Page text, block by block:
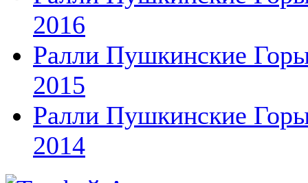
2016
Ралли Пушкинские
2015
Ралли Пушкинские
2014